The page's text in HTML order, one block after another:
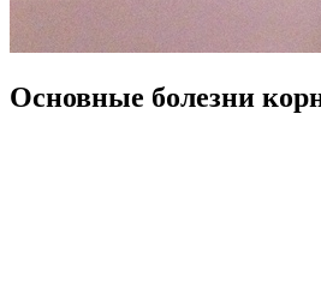
Основные болезни